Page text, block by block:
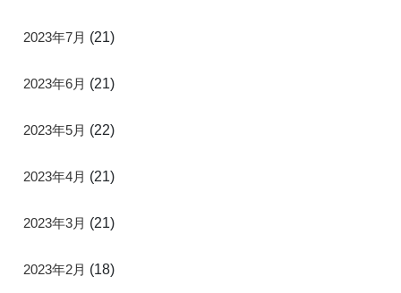
2023年7月 (21)
2023年6月 (21)
2023年5月 (22)
2023年4月 (21)
2023年3月 (21)
2023年2月 (18)